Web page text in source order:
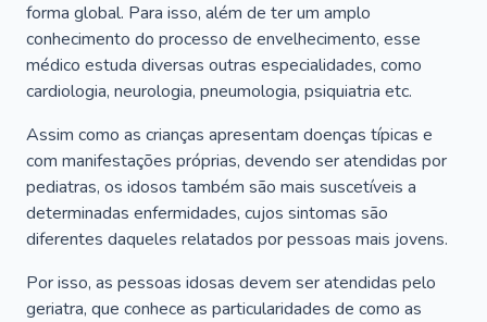
forma global. Para isso, além de ter um amplo
conhecimento do processo de envelhecimento, esse
médico estuda diversas outras especialidades, como
cardiologia, neurologia, pneumologia, psiquiatria etc.
Assim como as crianças apresentam doenças típicas e
com manifestações próprias, devendo ser atendidas por
pediatras, os idosos também são mais suscetíveis a
determinadas enfermidades, cujos sintomas são
diferentes daqueles relatados por pessoas mais jovens.
Por isso, as pessoas idosas devem ser atendidas pelo
geriatra, que conhece as particularidades de como as